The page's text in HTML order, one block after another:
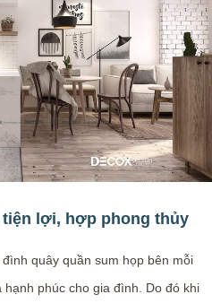
lợi, hợp phong thủy
quây quần sum họp bên mỗi
phúc cho gia đình. Do đó khi